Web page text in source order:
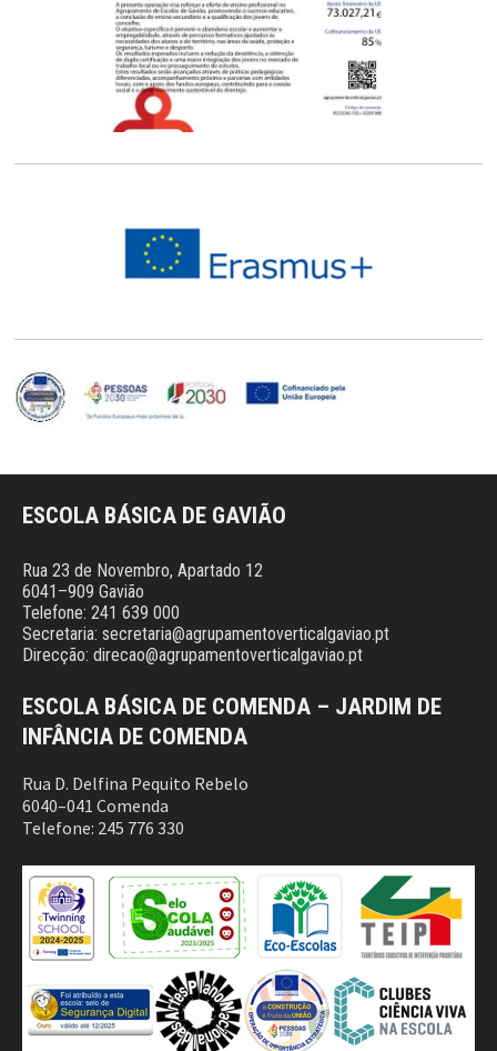
ESCOLA BÁSICA DE GAVIÃO
Rua 23 de Novembro, Apartado 12
6041–909 Gavião
Telefone: 241 639 000
Secretaria: secretaria@agrupamentoverticalgaviao.pt
Direcção: direcao@agrupamentoverticalgaviao.pt
ESCOLA BÁSICA DE COMENDA – JARDIM DE
INFÂNCIA DE COMENDA
Rua D. Delfina Pequito Rebelo
6040–041 Comenda
Telefone: 245 776 330